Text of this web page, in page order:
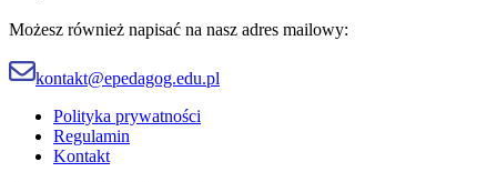
Możesz również napisać na nasz adres mailowy:
kontakt@epedagog.edu.pl
Polityka prywatności
Regulamin
Kontakt